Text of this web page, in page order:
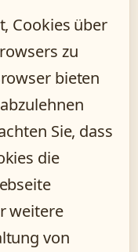
Cookies über
zu
bieten
Sie, dass
die
weitere
von